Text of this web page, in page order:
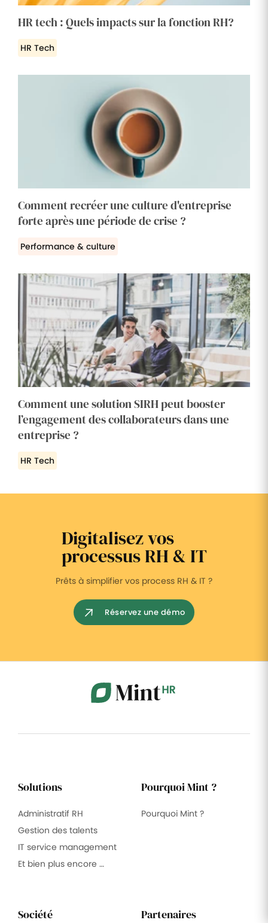
HR tech : Quels impacts sur la fonction RH?
HR Tech
Comment recréer une culture d'entreprise
forte après une période de crise ?
Performance & culture
Comment une solution SIRH peut booster
l’engagement des collaborateurs dans une
entreprise ?
HR Tech
Digitalisez vos
processus RH & IT
Prêts à simplifier vos process RH & IT ?
Réservez une démo
Solutions
Administratif RH
Gestion des talents
IT service management
Et bien plus encore …
Pourquoi Mint ?
Pourquoi Mint ?
Société Partenaires